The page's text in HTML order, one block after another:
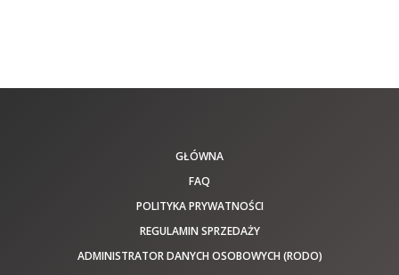
GŁÓWNA
FAQ
POLITYKA PRYWATNOŚCI
REGULAMIN SPRZEDAŻY
ADMINISTRATOR DANYCH OSOBOWYCH (RODO)